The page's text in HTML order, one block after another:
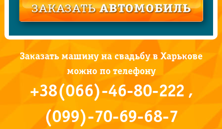
Заказать машину на свадьбу в Харькове
можно по телефону
+38(066)-46-80-222 ,
(099)-70-69-68-7